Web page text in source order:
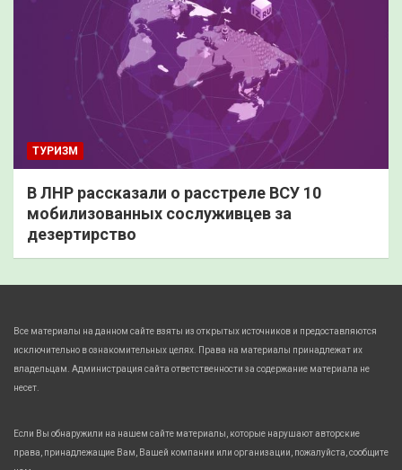
ТУРИЗМ
В ЛНР рассказали о расстреле ВСУ 10
мобилизованных сослуживцев за
дезертирство
Все материалы на данном сайте взяты из открытых источников и предоставляются
исключительно в ознакомительных целях. Права на материалы принадлежат их
владельцам. Администрация сайта ответственности за содержание материала не
несет.
Если Вы обнаружили на нашем сайте материалы, которые нарушают авторские
права, принадлежащие Вам, Вашей компании или организации, пожалуйста, сообщите